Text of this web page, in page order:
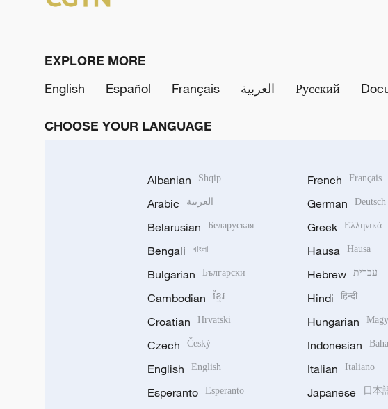
EXPLORE MORE
English
Español Français العربية Русский
CHOOSE YOUR LANGUAGE
Albanian Shqip
Arabic العربية
Belarusian Беларуская
Bengali বাংলা
Bulgarian Български
Cambodian ខ្មែរ
Croatian Hrvatski
Czech Český
English English
Esperanto Esperanto
French Français
German Deutsch
Greek Ελληνικά
Hausa Hausa
Hebrew עברית
Hindi हिन्दी
Hungarian
Indonesian
Italian Italiano
Japanese 日本